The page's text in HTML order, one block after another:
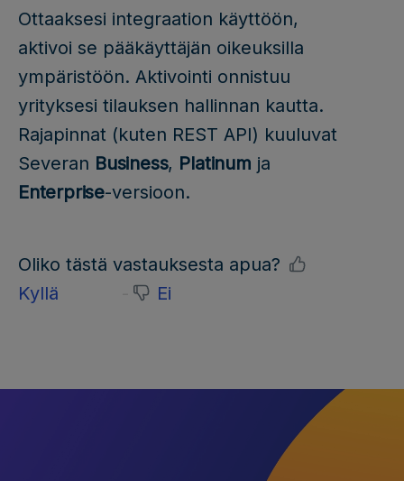
Ottaaksesi integraation käyttöön,
aktivoi se pääkäyttäjän oikeuksilla
ympäristöön. Aktivointi onnistuu
yrityksesi tilauksen hallinnan kautta.
Rajapinnat (kuten REST API) kuuluvat
Severan Business, Platinum ja
Enterprise-versioon.
Oliko tästä vastauksesta apua?
Kyllä
Ei